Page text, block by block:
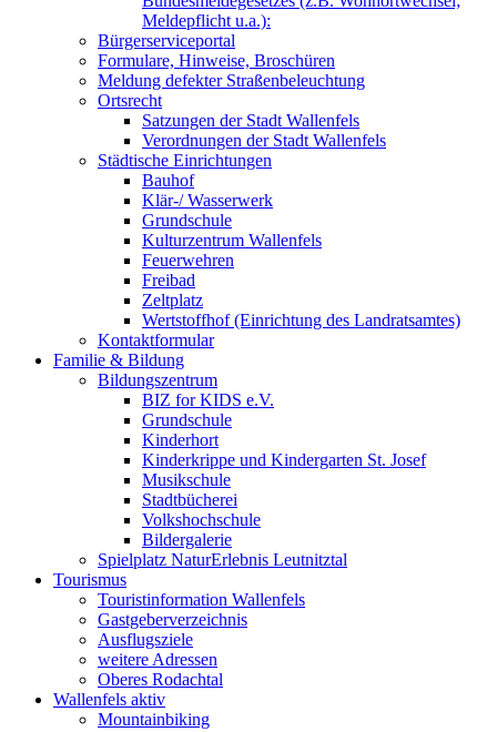
Meldepflicht u.a.):
Bürgerserviceportal
Formulare, Hinweise, Broschüren
Meldung defekter Straßenbeleuchtung
Ortsrecht
Satzungen der Stadt Wallenfels
Verordnungen der Stadt Wallenfels
Städtische Einrichtungen
Bauhof
Klär-/ Wasserwerk
Grundschule
Kulturzentrum Wallenfels
Feuerwehren
Freibad
Zeltplatz
Wertstoffhof (Einrichtung des Landratsamtes)
Kontaktformular
Familie & Bildung
Bildungszentrum
BIZ for KIDS e.V.
Grundschule
Kinderhort
Kinderkrippe und Kindergarten St. Josef
Musikschule
Stadtbücherei
Volkshochschule
Bildergalerie
Spielplatz NaturErlebnis Leutnitztal
Tourismus
Touristinformation Wallenfels
Gastgeberverzeichnis
Ausflugsziele
weitere Adressen
Oberes Rodachtal
Wallenfels aktiv
Mountainbiking